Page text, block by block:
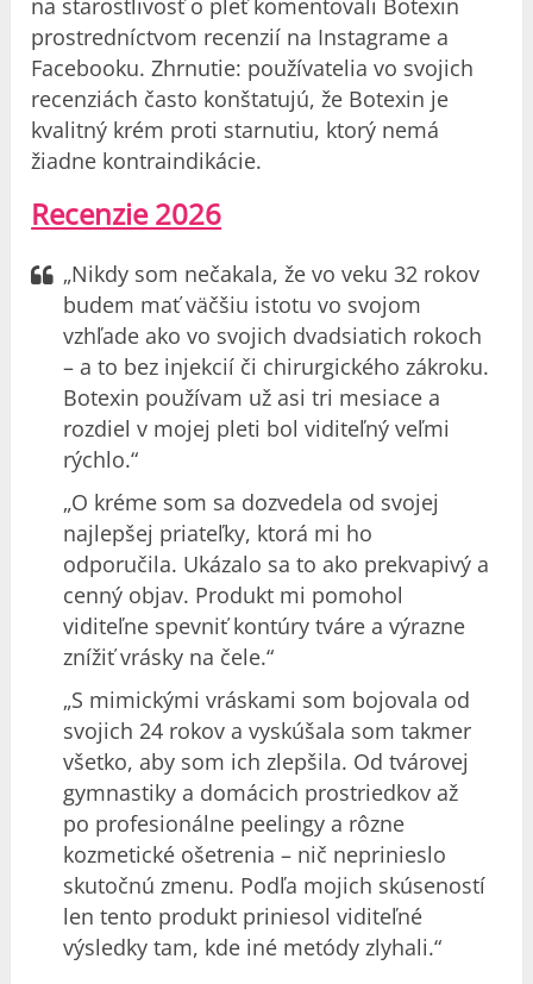
na starostlivosť o pleť komentovali Botexin
prostredníctvom recenzií na Instagrame a
Facebooku. Zhrnutie: používatelia vo svojich
recenziách často konštatujú, že Botexin je
kvalitný krém proti starnutiu, ktorý nemá
žiadne kontraindikácie.
Recenzie 2026
„Nikdy som nečakala, že vo veku 32 rokov
budem mať väčšiu istotu vo svojom
vzhľade ako vo svojich dvadsiatich rokoch
– a to bez injekcií či chirurgického zákroku.
Botexin používam už asi tri mesiace a
rozdiel v mojej pleti bol viditeľný veľmi
rýchlo.“
„O kréme som sa dozvedela od svojej
najlepšej priateľky, ktorá mi ho
odporučila. Ukázalo sa to ako prekvapivý a
cenný objav. Produkt mi pomohol
viditeľne spevniť kontúry tváre a výrazne
znížiť vrásky na čele.“
„S mimickými vráskami som bojovala od
svojich 24 rokov a vyskúšala som takmer
všetko, aby som ich zlepšila. Od tvárovej
gymnastiky a domácich prostriedkov až
po profesionálne peelingy a rôzne
kozmetické ošetrenia – nič neprinieslo
skutočnú zmenu. Podľa mojich skúseností
len tento produkt priniesol viditeľné
výsledky tam, kde iné metódy zlyhali.“